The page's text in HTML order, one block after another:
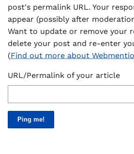
post's permalink URL. Your
appear (possibly after
Want to update or remove your
delete your post and re-enter
(Find out more about
URL/Permalink of your article